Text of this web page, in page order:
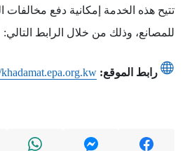
تتيح هذه الخدمة إمكانية دفع مخالفات
للمصانع، وذلك من خلال الرابط التالي:
رابط الموقع: